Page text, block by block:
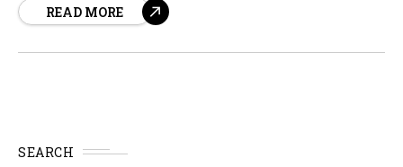
revisión al alza se produce en un contexto económico
READ MORE
SEARCH